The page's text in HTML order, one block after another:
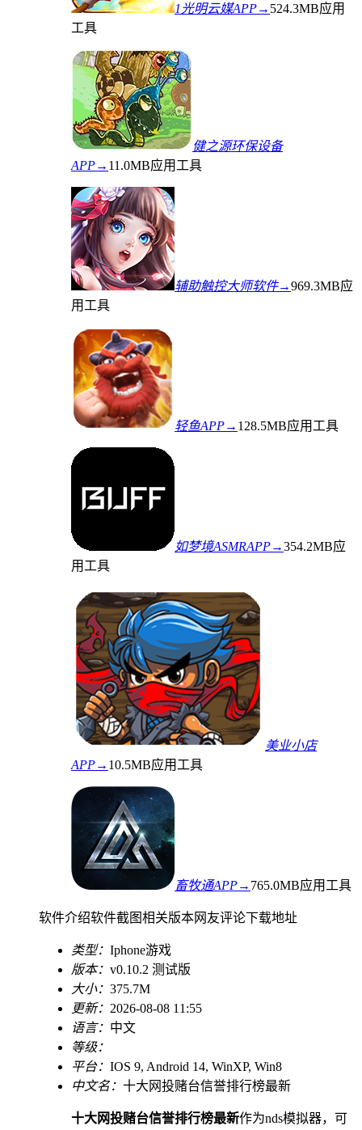
1光明云媒APP→ 524.3MB应用
工具
健之源环保设备
APP→ 11.0MB应用工具
辅助触控大师软件→969.3MB应
用工具
轻鱼APP→ 128.5MB应用工具
如梦境ASMRAPP→354.2MB应
用工具
美业小店
APP→ 10.5MB应用工具
畜牧通APP→ 765.0MB应用工具
软件介绍软件截图相关版本网友评论下载地址
类型： Iphone游戏
版本： v0.10.2 测试版
大小： 375.7M
更新： 2026-08-08 11:55
语言： 中文
等级：
平台： IOS 9, Android 14, WinXP, Win8
中文名： 十大网投赌台信誉排行榜最新
十大网投赌台信誉排行榜最新作为nds模拟器，可